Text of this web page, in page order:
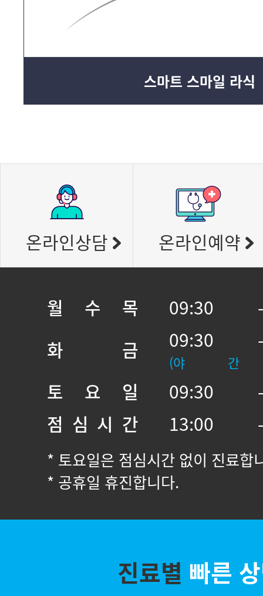
스마트 스마일 라식
온라인상담 온라인예약
월 수 목
09:30
화 금
09:30
(야 간
토 요 일
09:30
점 심 시 간
13:00
* 토요일은 점심시간 없이 진료합
* 공휴일 휴진합니다.
진료별 빠른